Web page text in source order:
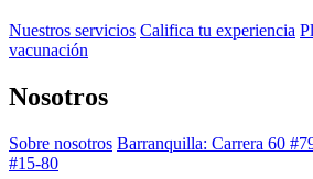
Nuestros servicios Califica tu experiencia
vacunación
Nosotros
Sobre nosotros Barranquilla: Carrera 60
#15-80